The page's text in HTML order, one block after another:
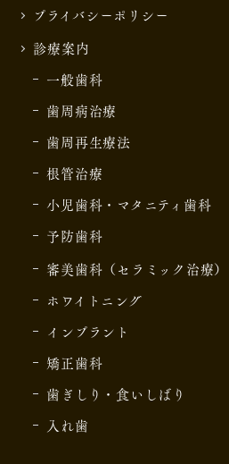
プライバシーポリシー
診療案内
一般歯科
歯周病治療
歯周再生療法
根管治療
小児歯科・マタニティ歯科
予防歯科
審美歯科（セラミック治療）
ホワイトニング
インプラント
矯正歯科
歯ぎしり・食いしばり
入れ歯